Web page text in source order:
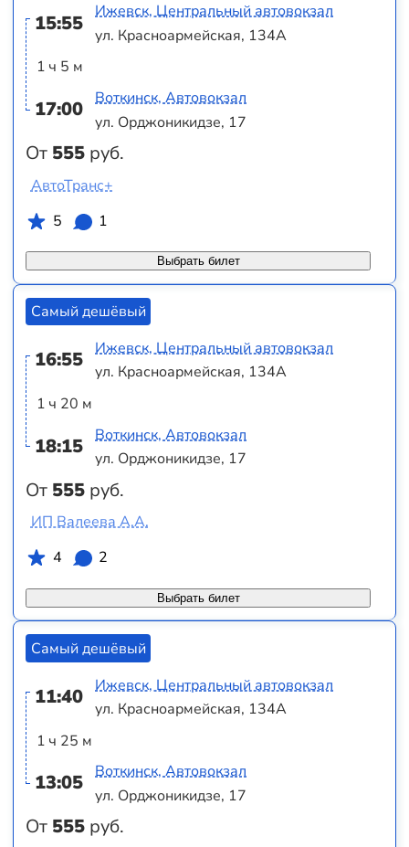
15:55
1 ч 5 м
17:00
От 555 руб.
Ижевск, Центральный автовокзал
ул. Красноармейская, 134А
Воткинск, Автовокзал
ул. Орджоникидзе, 17
Выбрать билет
АвтоТранс+
5
1
Самый дешёвый
16:55
1 ч 20 м
18:15
От 555 руб.
Ижевск, Центральный автовокзал
ул. Красноармейская, 134А
Воткинск, Автовокзал
ул. Орджоникидзе, 17
Выбрать билет
ИП Валеева А.А.
4
2
Самый дешёвый
11:40
1 ч 25 м
13:05
От 555 руб.
Ижевск, Центральный автовокзал
ул. Красноармейская, 134А
Воткинск, Автовокзал
ул. Орджоникидзе, 17